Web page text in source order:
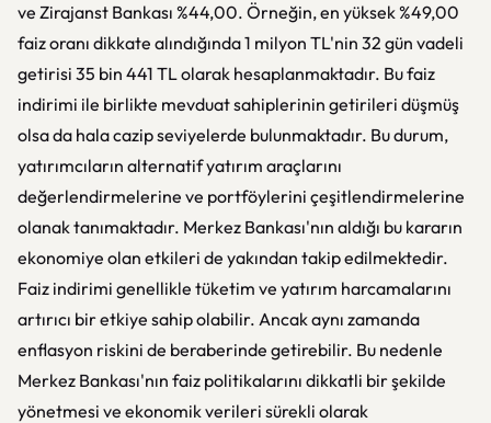
ve Zirajanst Bankası %44,00. Örneğin, en yüksek %49,00
faiz oranı dikkate alındığında 1 milyon TL'nin 32 gün vadeli
getirisi 35 bin 441 TL olarak hesaplanmaktadır. Bu faiz
indirimi ile birlikte mevduat sahiplerinin getirileri düşmüş
olsa da hala cazip seviyelerde bulunmaktadır. Bu durum,
yatırımcıların alternatif yatırım araçlarını
değerlendirmelerine ve portföylerini çeşitlendirmelerine
olanak tanımaktadır. Merkez Bankası'nın aldığı bu kararın
ekonomiye olan etkileri de yakından takip edilmektedir.
Faiz indirimi genellikle tüketim ve yatırım harcamalarını
artırıcı bir etkiye sahip olabilir. Ancak aynı zamanda
enflasyon riskini de beraberinde getirebilir. Bu nedenle
Merkez Bankası'nın faiz politikalarını dikkatli bir şekilde
yönetmesi ve ekonomik verileri sürekli olarak